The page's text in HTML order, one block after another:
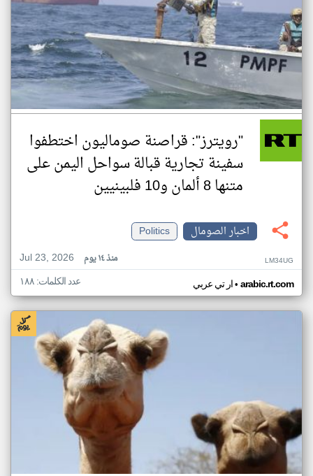
"رويترز": قراصنة صوماليون اختطفوا
سفينة تجارية قبالة سواحل اليمن على
متنها 8 ألمان و10 فلبينيين
اخبار الصومال
Politics
Jul 23, 2026
منذ ١٤ يوم LM34UG
ار تي عربي• arabic.rt.com عدد الكلمات: ١٨٨